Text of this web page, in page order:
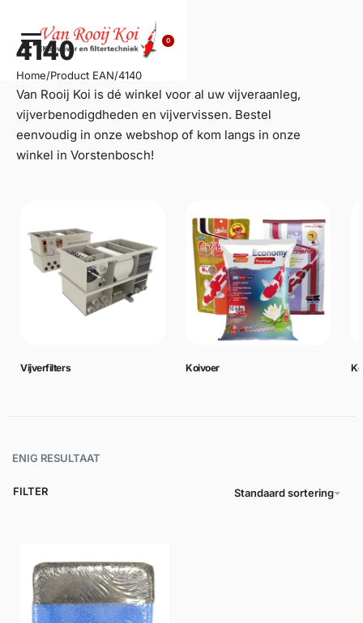
0
4140
Home/Product EAN/4140
Van Rooij Koi is dé winkel voor al uw vijveraanleg,
vijverbenodigdheden en vijvervissen. Bestel
eenvoudig in onze webshop of kom langs in onze
winkel in Vorstenbosch!
Vijverfilters Koivoer
ENIG RESULTAAT
Standaard sortering
FILTER